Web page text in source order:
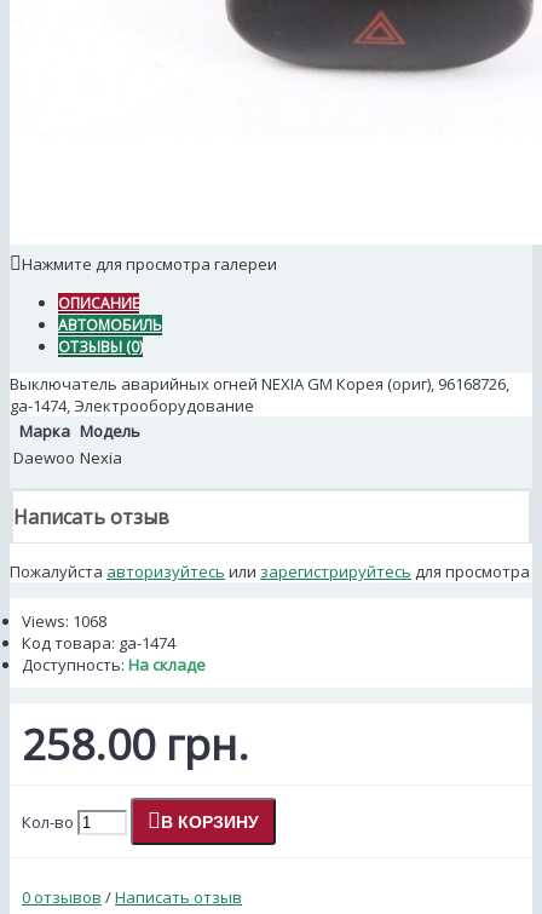
Нажмите для просмотра галереи
ОПИСАНИЕ
АВТОМОБИЛЬ
ОТЗЫВЫ (0)
Выключатель аварийных огней NEXIA GM Корея (ориг), 96168726,
ga-1474, Электрооборудование
Марка Модель
Daewoo Nexia
Написать отзыв
Пожалуйста авторизуйтесь или зарегистрируйтесь для просмотра
Views: 1068
Код товара: ga-1474
Доступность: На складе
258.00 грн.
Кол-во В КОРЗИНУ
0 отзывов /Написать отзыв